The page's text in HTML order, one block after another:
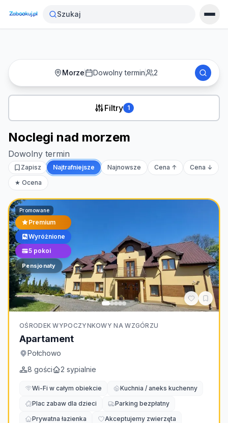
Strona główna›Noclegi
Szukaj
Morze Dowolny termin 2
Filtry 1
Noclegi nad morzem
Dowolny termin
Zapisz Najtrafniejsze Najnowsze Cena ↑
Cena ↓
★ Ocena
Promowane
Premium
Wyróżnione
5 pokoi
Pensjonaty
OŚRODEK WYPOCZYNKOWY NA WZGÓRZU
Apartament
Połchowo
8 gości 2 sypialnie
Wi-Fi w całym obiekcie
Kuchnia / aneks kuchenny
Plac zabaw dla dzieci
Parking bezpłatny
Prywatna łazienka
Akceptujemy zwierzęta